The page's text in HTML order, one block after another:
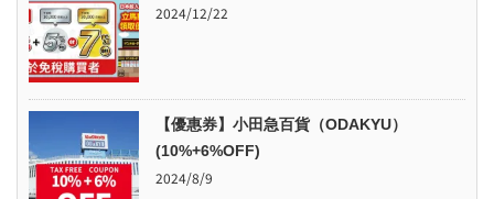
2024/12/22
【優惠券】小田急百貨（ODAKYU）
(10%+6%OFF)
2024/8/9